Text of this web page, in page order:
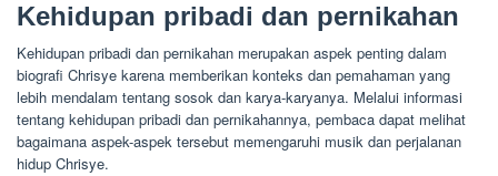
Kehidupan pribadi dan pernikahan
Kehidupan pribadi dan pernikahan merupakan aspek penting dalam
biografi Chrisye karena memberikan konteks dan pemahaman yang
lebih mendalam tentang sosok dan karya-karyanya. Melalui informasi
tentang kehidupan pribadi dan pernikahannya, pembaca dapat melihat
bagaimana aspek-aspek tersebut memengaruhi musik dan perjalanan
hidup Chrisye.